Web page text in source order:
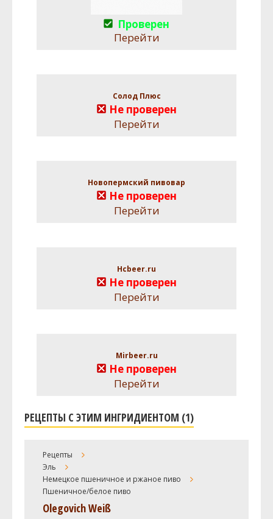
Проверен
Перейти
Солод Плюс
Не проверен
Перейти
Новопермский пивовар
Не проверен
Перейти
Hcbeer.ru
Не проверен
Перейти
Mirbeer.ru
Не проверен
Перейти
РЕЦЕПТЫ С ЭТИМ ИНГРИДИЕНТОМ (1)
Рецепты
Эль
Немецкое пшеничное и ржаное пиво
Пшеничное/белое пиво
Olegovich Weiß